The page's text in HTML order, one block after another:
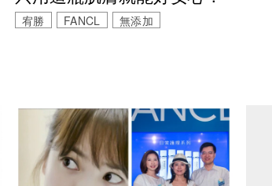
宥勝 FANCL 無添加